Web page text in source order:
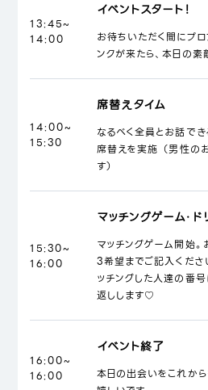
13:45~
14:00
イベントスタート！
お待ちいただく間にプ
ンクが来たら、本日の
14:00~
15:30
席替えタイム
なるべく全員とお話で
席替えを実施 （男性の
す）
15:30~
16:00
マッチングゲーム・
マッチングゲーム開始
3希望までご記入くださ
ッチングした人達の番
返しします♡
16:00~
16:00
イベント終了
本日の出会いをこれか